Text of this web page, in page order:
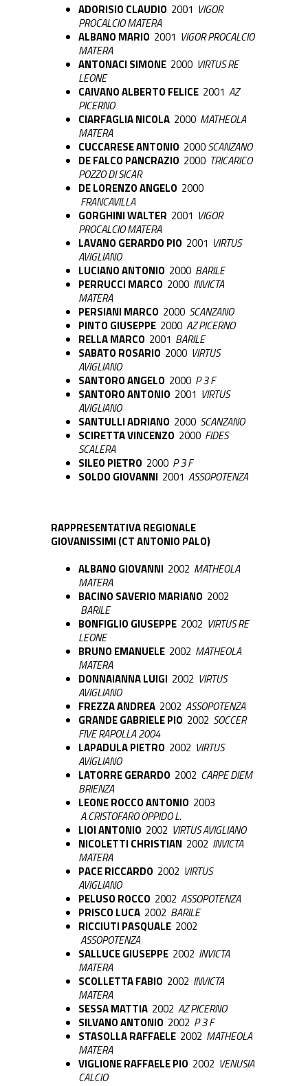
ADORISIO CLAUDIO 2001 VIGOR
PROCALCIO MATERA
ALBANO MARIO 2001 VIGOR PROCALCIO
MATERA
ANTONACI SIMONE 2000 VIRTUS RE
LEONE
CAIVANO ALBERTO FELICE 2001 AZ
PICERNO
CIARFAGLIA NICOLA 2000 MATHEOLA
MATERA
CUCCARESE ANTONIO 2000SCANZANO
DE FALCO PANCRAZIO 2000 TRICARICO
POZZO DI SICAR
DE LORENZO ANGELO 2000
FRANCAVILLA
GORGHINI WALTER 2001 VIGOR
PROCALCIO MATERA
LAVANO GERARDO PIO 2001 VIRTUS
AVIGLIANO
LUCIANO ANTONIO 2000 BARILE
PERRUCCI MARCO 2000 INVICTA
MATERA
PERSIANI MARCO 2000 SCANZANO
PINTO GIUSEPPE 2000 AZ PICERNO
RELLA MARCO 2001 BARILE
SABATO ROSARIO 2000 VIRTUS
AVIGLIANO
SANTORO ANGELO 2000 P 3 F
SANTORO ANTONIO 2001 VIRTUS
AVIGLIANO
SANTULLI ADRIANO 2000 SCANZANO
SCIRETTA VINCENZO 2000 FIDES
SCALERA
SILEO PIETRO 2000 P 3 F
SOLDO GIOVANNI 2001 ASSOPOTENZA
RAPPRESENTATIVA REGIONALE
GIOVANISSIMI (CT ANTONIO PALO)
ALBANO GIOVANNI 2002 MATHEOLA
MATERA
BACINO SAVERIO MARIANO 2002
BARILE
BONFIGLIO GIUSEPPE 2002 VIRTUS RE
LEONE
BRUNO EMANUELE 2002 MATHEOLA
MATERA
DONNAIANNA LUIGI 2002 VIRTUS
AVIGLIANO
FREZZA ANDREA 2002 ASSOPOTENZA
GRANDE GABRIELE PIO 2002 SOCCER
FIVE RAPOLLA 2004
LAPADULA PIETRO 2002 VIRTUS
AVIGLIANO
LATORRE GERARDO 2002 CARPE DIEM
BRIENZA
LEONE ROCCO ANTONIO 2003
A.CRISTOFARO OPPIDO L.
LIOI ANTONIO 2002 VIRTUS AVIGLIANO
NICOLETTI CHRISTIAN 2002 INVICTA
MATERA
PACE RICCARDO 2002 VIRTUS
AVIGLIANO
PELUSO ROCCO 2002 ASSOPOTENZA
PRISCO LUCA 2002 BARILE
RICCIUTI PASQUALE 2002
ASSOPOTENZA
SALLUCE GIUSEPPE 2002 INVICTA
MATERA
SCOLLETTA FABIO 2002 INVICTA
MATERA
SESSA MATTIA 2002 AZ PICERNO
SILVANO ANTONIO 2002 P 3 F
STASOLLA RAFFAELE 2002 MATHEOLA
MATERA
VIGLIONE RAFFAELE PIO 2002 VENUSIA
CALCIO